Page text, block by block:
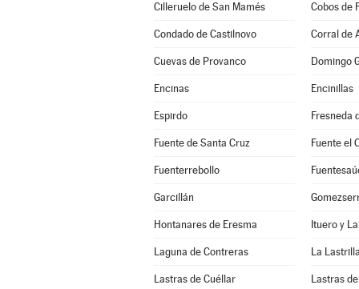
Cilleruelo de San Mamés Cobos de
Condado de Castilnovo Corral de
Cuevas de Provanco Domingo
Encinas Encinillas
Espirdo Fresneda
Fuente de Santa Cruz Fuente el
Fuenterrebollo
Garcillán
Hontanares de Eresma Ituero y
Laguna de Contreras La Lastrilla
Lastras de Cuéllar Lastras